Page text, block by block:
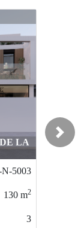
STS-5372
362m
Next